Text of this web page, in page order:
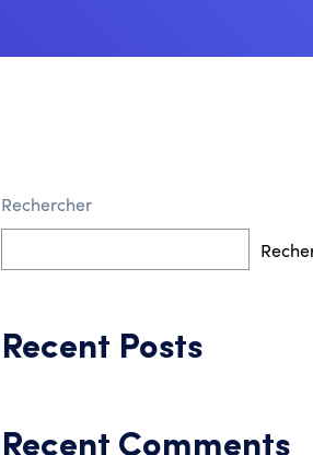
Rechercher
Recent Posts
Recent Comments